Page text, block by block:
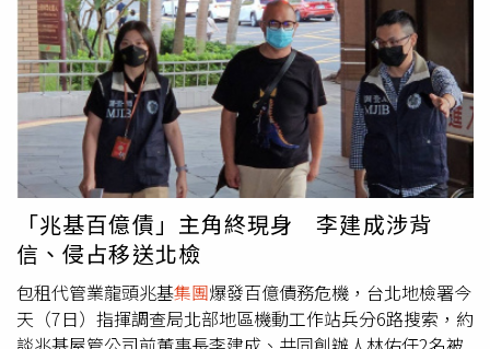
息。交往期間，小刀為了向林文晴求婚，可說花足心思。當
時擔任伴郎的阿Ken回憶，小刀特地安排兩人前往馬來西亞
一座小島旅行，不僅包下直升機製造浪漫驚喜，還動員親友
及工作人員在地面排出巨大愛心，並拼出「Tina I Love
You」字樣，打造令人難忘的求婚場景，最後成功抱得美人
歸。阿Ken一路見證兩人從交往到結婚，也笑說他們相處時
總是甜蜜到旁人顯得很多餘，「每次跟他們出去，我都像是
去看人家放閃。」完成求婚後，兩人於2012年8月登記結
婚，並選在台北寒舍艾美酒店舉辦婚宴，席開64桌，婚宴花
費超過545萬元，被視為當年演藝圈最受矚目的豪門婚禮之
一。婚禮由前副總統、時任國民黨榮譽主席連戰擔任證婚
人，現場除了5566團員及演藝圈好友外，王金平、吳伯
「兆基百億債」主角終現身 李建成涉背
信、侵占移送北檢
包租代管業龍頭兆基集團爆發百億債務危機，台北地檢署今
天（7日）指揮調查局北部地區機動工作站兵分6路搜索，約